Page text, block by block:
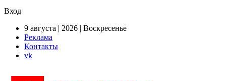
Вход
9 августа | 2026 | Воскресенье
Реклама
Контакты
vk